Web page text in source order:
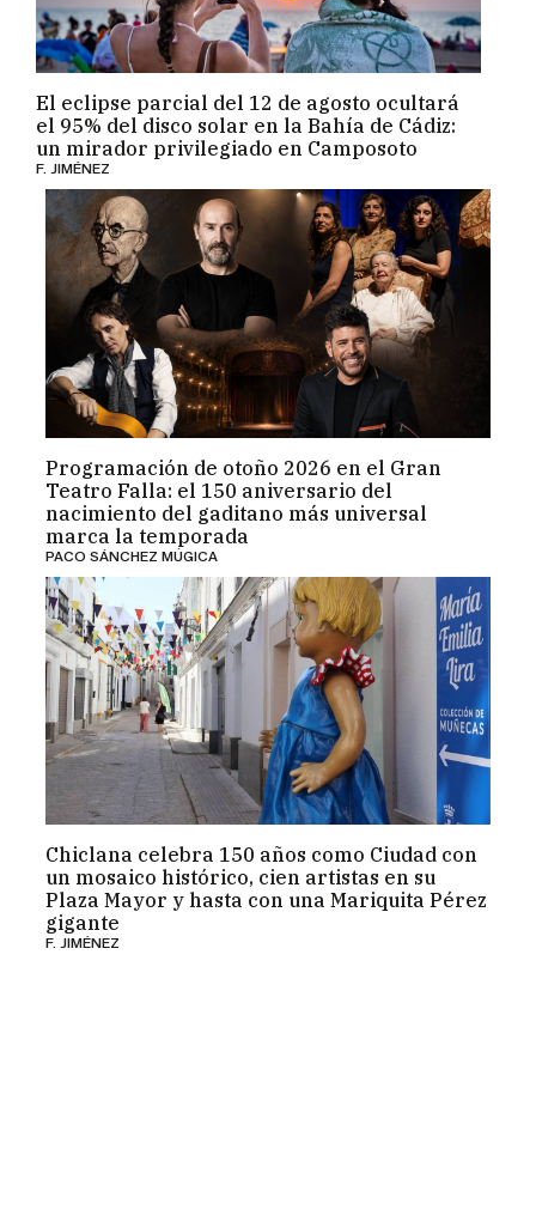
El eclipse parcial del 12 de agosto ocultará
el 95% del disco solar en la Bahía de Cádiz:
un mirador privilegiado en Camposoto
F. JIMÉNEZ
Programación de otoño 2026 en el Gran
Teatro Falla: el 150 aniversario del
nacimiento del gaditano más universal
marca la temporada
PACO SÁNCHEZ MÚGICA
Chiclana celebra 150 años como Ciudad con
un mosaico histórico, cien artistas en su
Plaza Mayor y hasta con una Mariquita Pérez
gigante
F. JIMÉNEZ